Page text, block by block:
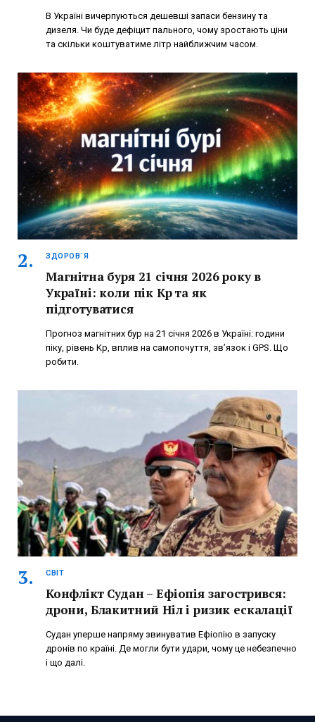
В Україні вичерпуються дешевші запаси бензину та
дизеля. Чи буде дефіцит пального, чому зростають ціни
та скільки коштуватиме літр найближчим часом.
ЗДОРОВ`Я
Магнітна буря 21 січня 2026 року в
Україні: коли пік Kp та як
підготуватися
Прогноз магнітних бур на 21 січня 2026 в Україні: години
піку, рівень Kp, вплив на самопочуття, зв’язок і GPS. Що
робити.
СВІТ
Конфлікт Судан – Ефіопія загострився:
дрони, Блакитний Ніл і ризик ескалації
Судан уперше напряму звинуватив Ефіопію в запуску
дронів по країні. Де могли бути удари, чому це небезпечно
і що далі.